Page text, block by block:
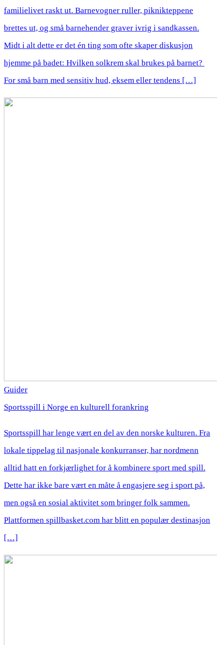
familielivet raskt ut. Barnevogner ruller, piknikteppene
brettes ut, og små barnehender graver ivrig i sandkassen.
Midt i alt dette er det én ting som ofte skaper diskusjon
hjemme på badet: Hvilken solkrem skal brukes på barnet?​ ​
For små barn med sensitiv hud, eksem eller tendens […]
Guider
Sportsspill i Norge en kulturell forankring
Sportsspill har lenge vært en del av den norske kulturen. Fra
lokale tippelag til nasjonale konkurranser, har nordmenn
alltid hatt en forkjærlighet for å kombinere sport med spill.
Dette har ikke bare vært en måte å engasjere seg i sport på,
men også en sosial aktivitet som bringer folk sammen.
Plattformen spillbasket.com har blitt en populær destinasjon
[…]